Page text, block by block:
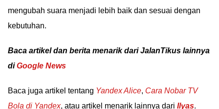
mengubah suara menjadi lebih baik dan sesuai dengan
kebutuhan.
Baca artikel dan berita menarik dari JalanTikus lainnya
diGoogle News
Baca juga artikel tentang Yandex Alice, Cara Nobar TV
Bola di Yandex, atau artikel menarik lainnya dari Ilyas.